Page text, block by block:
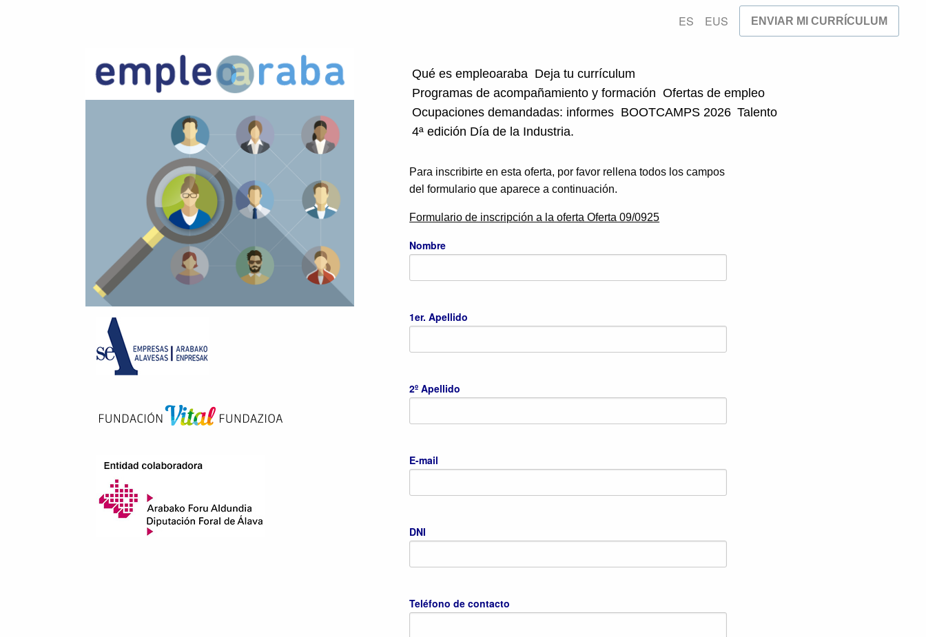
ES EUS ENVIAR MI CURRÍCULUM
Qué es empleoaraba Deja tu currículum
Programas de acompañamiento y formación Ofertas de empleo
Ocupaciones demandadas: informes BOOTCAMPS 2026 Talento
4ª edición Día de la Industria.
Para inscribirte en esta oferta, por favor rellena todos los campos
del formulario que aparece a continuación.
Formulario de inscripción a la oferta Oferta 09/0925
Nombre
1er. Apellido
2º Apellido
E-mail
DNI
Teléfono de contacto